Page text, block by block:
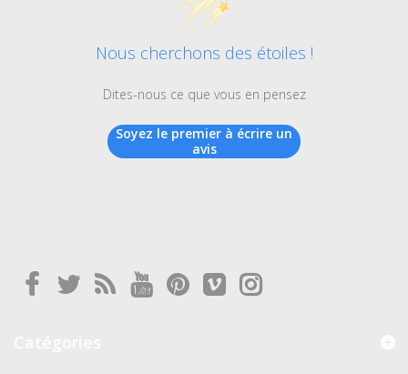
Nous cherchons des étoiles !
Dites-nous ce que vous en pensez
Soyez le premier à écrire un
avis